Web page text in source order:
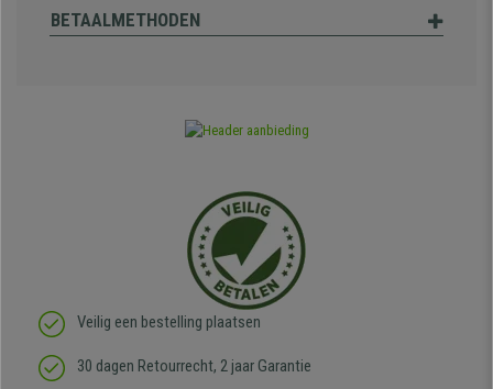
BETAALMETHODEN
Veilig een bestelling plaatsen
30 dagen Retourrecht, 2 jaar Garantie